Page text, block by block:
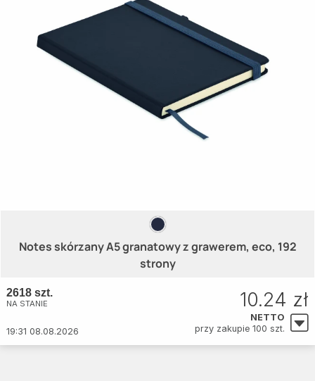
Notes skórzany A5 granatowy z grawerem, eco, 192
strony
2618 szt.
NA STANIE
19:31 08.08.2026
10.24 zł
NETTO
przy zakupie 100 szt.